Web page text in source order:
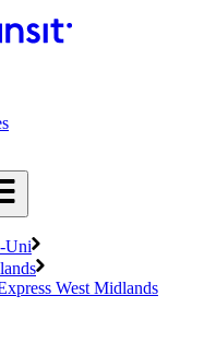
Uni
West Midlands